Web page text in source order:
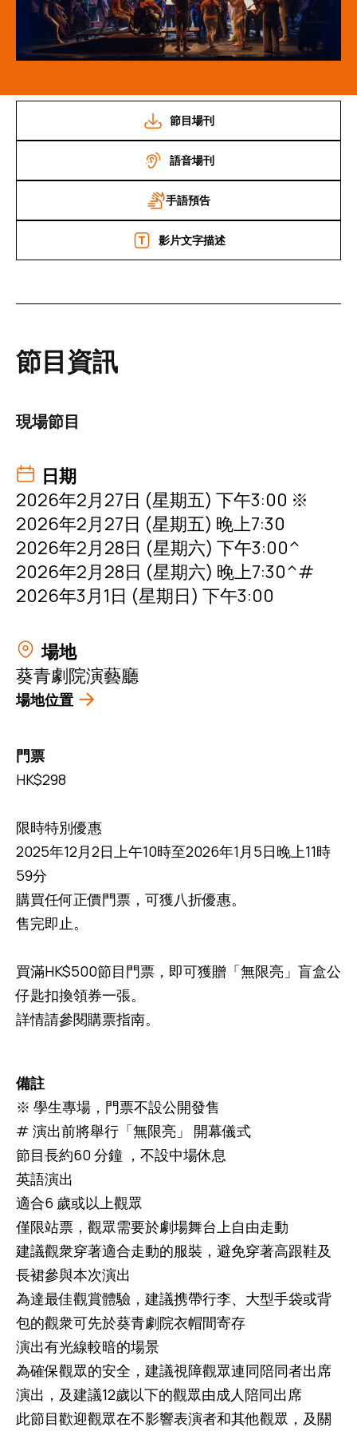
節目場刊
語音場刊
手語預告
影片文字描述
節目資訊
現場節目
日期
2026年2月27日 (星期五) 下午3:00 ※
2026年2月27日 (星期五) 晚上7:30
2026年2月28日 (星期六) 下午3:00^
2026年2月28日 (星期六) 晚上7:30^#
2026年3月1日 (星期日) 下午3:00
場地
葵青劇院演藝廳
場地位置
門票
HK$298
限時特別優惠
2025年12月2日上午10時至2026年1月5日晚上11時
59分
購買任何正價門票，可獲八折優惠。
售完即止。
買滿HK$500節目門票，即可獲贈「無限亮」盲盒公
仔匙扣換領券一張。
詳情請參閱購票指南。
備註
※ 學生專場，門票不設公開發售
# 演出前將舉行「無限亮」 開幕儀式
節目長約60 分鐘 ，不設中場休息
英語演出
適合6 歲或以上觀眾
僅限站票，觀眾需要於劇場舞台上自由走動
建議觀衆穿著適合走動的服裝，避免穿著高跟鞋及
長裙參與本次演出
為達最佳觀賞體驗，建議携帶行李、大型手袋或背
包的觀衆可先於葵青劇院衣帽間寄存
演出有光線較暗的場景
為確保觀眾的安全，建議視障觀眾連同陪同者出席
演出，及建議12歲以下的觀眾由成人陪同出席
此節目歡迎觀眾在不影響表演者和其他觀眾，及關